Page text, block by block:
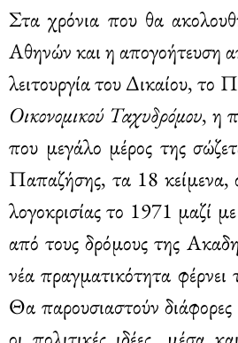
Στα χρόνια που θα
Αθηνών και η απογοήτευση
λειτουργία του Δικαίου,
Οικονομικού Ταχυδρόμου, η
που μεγάλο μέρος της
Παπαζήσης, τα 18 κείμενα,
λογοκρισίας το 1971 μαζί
από τους δρόμους της
νέα πραγματικότητα
Θα παρουσιαστούν